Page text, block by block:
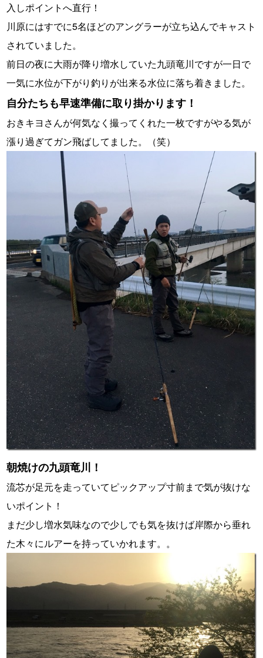
入しポイントへ直行！
川原にはすでに5名ほどのアングラーが立ち込んでキャスト
されていました。
前日の夜に大雨が降り増水していた九頭竜川ですが一日で
一気に水位が下がり釣りが出来る水位に落ち着きました。
自分たちも早速準備に取り掛かります！
おきキヨさんが何気なく撮ってくれた一枚ですがやる気が
漲り過ぎてガン飛ばしてました。（笑）
朝焼けの九頭竜川！
流芯が足元を走っていてピックアップ寸前まで気が抜けな
いポイント！
まだ少し増水気味なので少しでも気を抜けば岸際から垂れ
た木々にルアーを持っていかれます。。